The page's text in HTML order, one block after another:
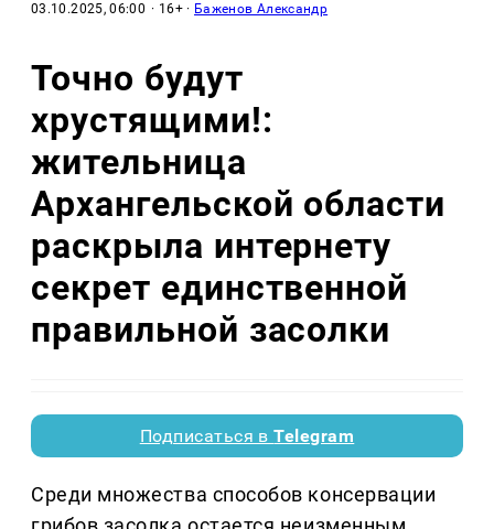
03.10.2025, 06:00 · 16+ · Баженов Александр
Точно будут
хрустящими!:
жительница
Архангельской области
раскрыла интернету
секрет единственной
правильной засолки
Подписаться вTelegram
Среди множества способов консервации